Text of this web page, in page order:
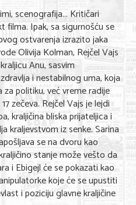
scenografija... Kritičari
filma. Ipak, sa sigurnošću se
ostvarenja izrazito jaka
Olivija Kolman, Rejčel Vajs
Anu, sasvim
i nestabilnog uma, koja
politiku, već vreme radije
zečeva. Rejčel Vajs je lejdi
kraljičina bliska prijateljica i
kraljevstvom iz senke. Sarina
se na dvoru kao
stanje može vešto da
i Ebigejl će se pokazati kao
koje će se upustiti
i poziciju glavne kraljičine